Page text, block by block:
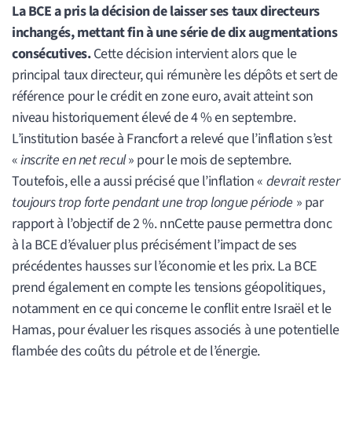
La BCE a pris la décision de laisser ses taux directeurs
inchangés, mettant fin à une série de dix augmentations
consécutives.Cette décision intervient alors que le
principal taux directeur, qui rémunère les dépôts et sert de
référence pour le crédit en zone euro, avait atteint son
niveau historiquement élevé de 4 % en septembre.
L’institution basée à Francfort a relevé que l’inflation s’est
«inscrite en net recul» pour le mois de septembre.
Toutefois, elle a aussi précisé que l’inflation « devrait rester
toujours trop forte pendant une trop longue période » par
rapport à l’objectif de 2 %. nnCette pause permettra donc
à la BCE d’évaluer plus précisément l’impact de ses
précédentes hausses sur l’économie et les prix. La BCE
prend également en compte les tensions géopolitiques,
notamment en ce qui concerne le conflit entre Israël et le
Hamas, pour évaluer les risques associés à une potentielle
flambée des coûts du pétrole et de l’énergie.